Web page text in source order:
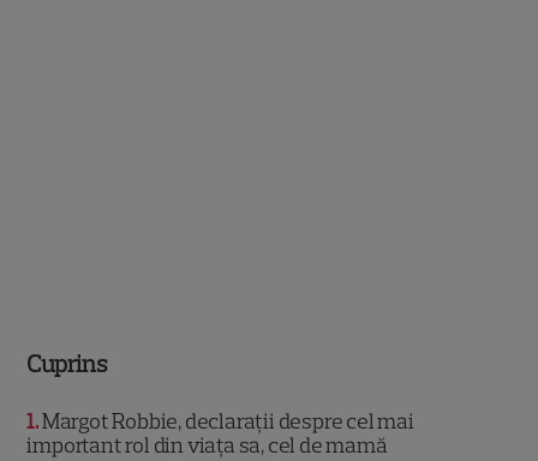
Cuprins
1 Margot Robbie, declarații despre cel mai
important rol din viața sa, cel de mamă